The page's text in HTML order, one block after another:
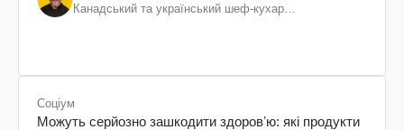
Канадський та український шеф-кухар
Соціум
Можуть серйозно зашкодити здоровʼю: які продукти